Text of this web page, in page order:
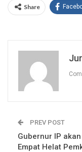
Share
PREV POST
Gubernur IP
Empat Helat